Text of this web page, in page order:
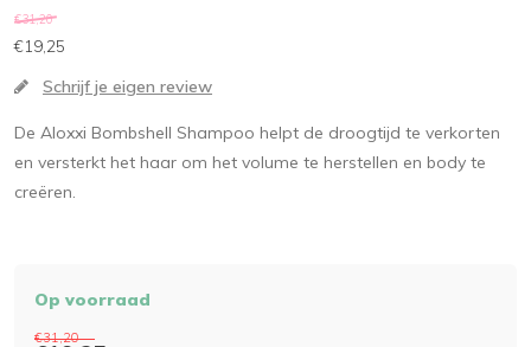
€31,20
€19,25
Schrijf je eigen review
De Aloxxi Bombshell Shampoo helpt de droogtijd te verkorten
en versterkt het haar om het volume te herstellen en body te
creëren.
Op voorraad
€31,20